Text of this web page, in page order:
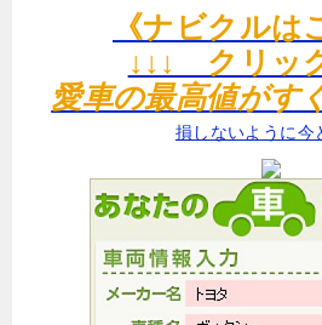
《ナビクルは
↓↓↓ クリッ
愛車の最高値がす
損しないように今